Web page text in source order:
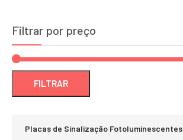
Filtrar por preço
FILTRAR
Placas de Sinalização Fotoluminescentes